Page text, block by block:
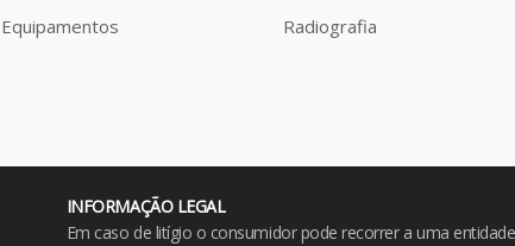
Equipamentos
Radiografia
INFORMAÇÃO LEGAL
Em caso de litígio o consumidor pode recorrer a uma